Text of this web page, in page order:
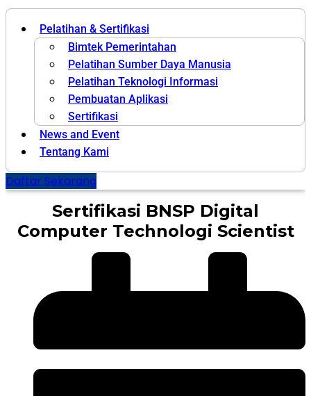
Pelatihan & Sertifikasi
Bimtek Pemerintahan
Pelatihan Sumber Daya Manusia
Pelatihan Teknologi Informasi
Pembuatan Aplikasi
Sertifikasi
News and Event
Tentang Kami
Daftar Sekarang
Sertifikasi BNSP Digital
Computer Technologi Scientist